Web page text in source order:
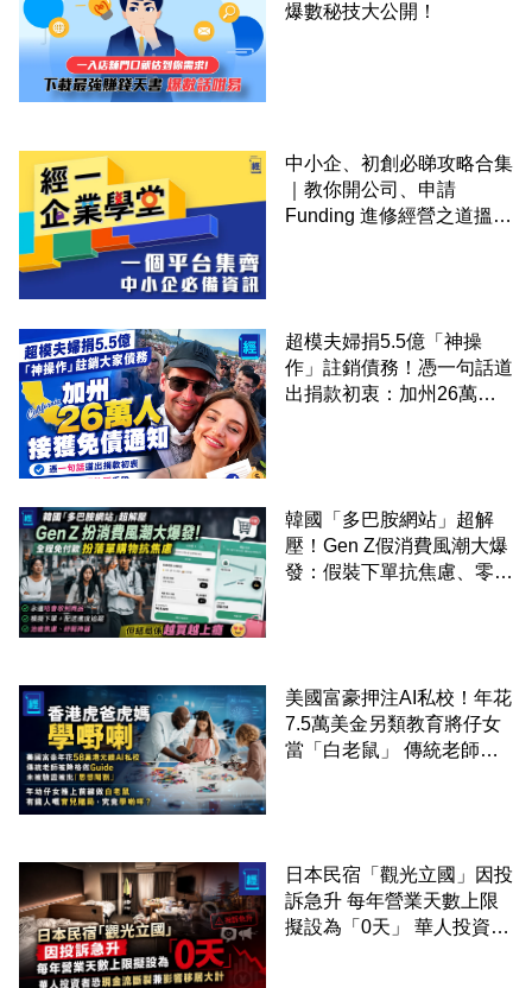
爆數秘技大公開！
中小企、初創必睇攻略合集
｜教你開公司、申請
Funding 進修經營之道搵大
超模夫婦捐5.5億「神操
作」註銷債務！憑一句話道
出捐款初衷：加州26萬人
韓國「多巴胺網站」超解
壓！Gen Z假消費風潮大爆
發：假裝下單抗焦慮、零成
美國富豪押注AI私校！年花
7.5萬美金另類教育將仔女
當「白老鼠」 傳統老師被
日本民宿「觀光立國」因投
訴急升 每年營業天數上限
擬設為「0天」 華人投資者